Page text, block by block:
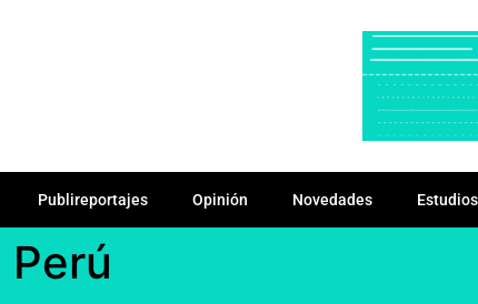
Publireportajes Opinión Novedades Estudios
Perú